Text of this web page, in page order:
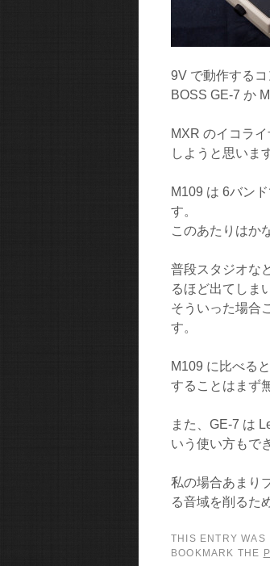
9V で動作する
BOSS GE-7 か
MXR のイコラ
しようと思いま
M109 は 6バン
す。
このあたりはか
普段スタジオな
るほど出てしま
そういった場合
す。
M109 に比べる
することはまず
また、GE-7 は
いう使い方もで
私の場合あまり
る音域を削るた
THIS ENTRY WAS
BOOKMARK THE